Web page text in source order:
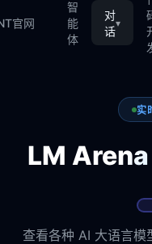
官网
智
能
体
对
话
▾
实
LM Arena
查看各种 AI 大语言模